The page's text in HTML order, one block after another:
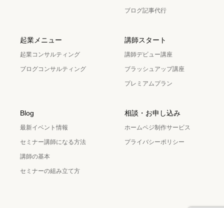
ブログ記事代行
起業メニュー
起業コンサルティング
ブログコンサルティング
講師スタート
講師デビュー講座
ブラッシュアップ講座
プレミアムプラン
Blog
最新イベント情報
セミナー講師になる方法
講師の基本
セミナーの組み立て方
相談・お申し込み
ホームペジ制作サービス
プライバシーポリシー